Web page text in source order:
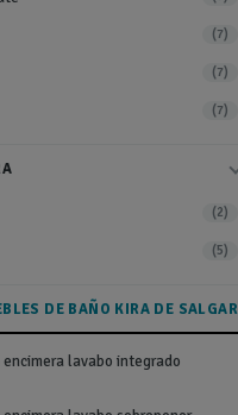
(7)
(7)
(7)
(2)
(5)
DE BAÑO KIRA DE SALGAR
encimera lavabo integrado